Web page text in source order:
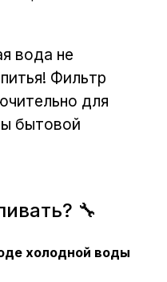
вода не
Фильтр
для
бытовой
🔧
холодной воды